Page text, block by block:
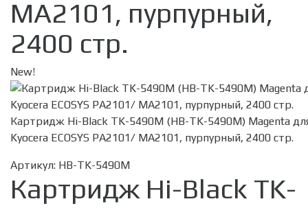
MA2101, пурпурный,
2400 стр.
New!
Картридж Hi-Black TK-5490M (HB-TK-5490M) Magenta
Kyocera ECOSYS PA2101/ MA2101, пурпурный, 2400 стр.
Артикул: HB-TK-5490M
Картридж Hi-Black TK-